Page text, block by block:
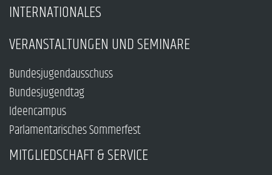
INTERNATIONALES
VERANSTALTUNGEN UND SEMINARE
Bundesjugendausschuss
Bundesjugendtag
Ideencampus
Parlamentarisches Sommerfest
MITGLIEDSCHAFT & SERVICE